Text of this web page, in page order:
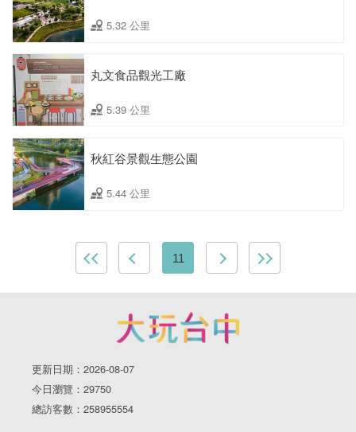
5.32 公里
丸文食品觀光工廠
5.39 公里
秋紅谷景觀生態公園
5.44 公里
11
更新日期：2026-08-07
今日瀏覽：29750
總訪客數：258955554